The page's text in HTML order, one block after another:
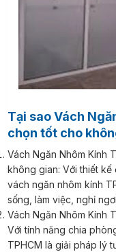
Tại sao Vách Ngăn Nhôm Kính TPHCM là lựa
chọn tốt cho
Vách Ngăn Nhôm Kính
không gian: Với thiết kế
vách ngăn nhôm kính
sống, làm việc, nghỉ
Vách Ngăn Nhôm Kính
Với tính năng chia
TPHCM là giải pháp lý